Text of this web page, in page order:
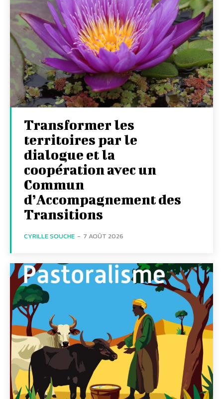
Transformer les
territoires par le
dialogue et la
coopération avec un
Commun
d’Accompagnement des
Transitions
CYRILLE SOUCHE - 7 AOÛT 2026